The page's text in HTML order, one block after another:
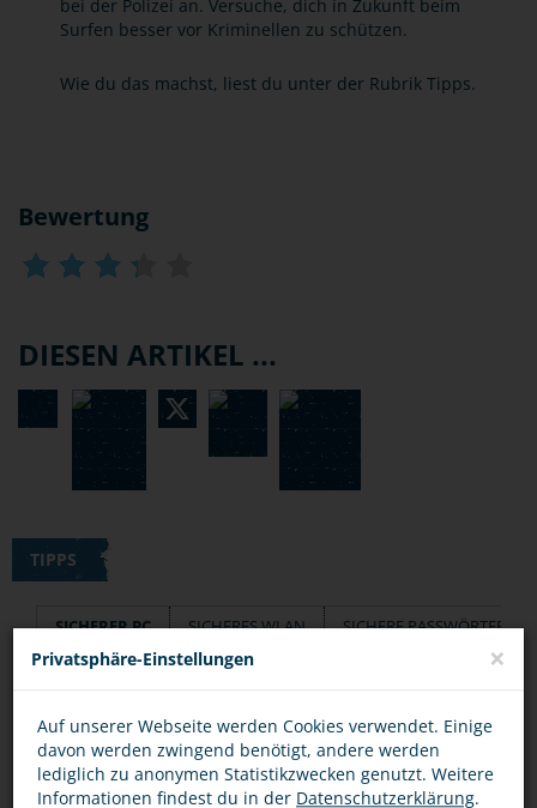
bei der Polizei an. Versuche, dich in Zukunft beim
Surfen besser vor Kriminellen zu schützen.
Wie du das machst, liest du unter der Rubrik Tipps.
Bewertung
DIESEN ARTIKEL ...
TIPPS
SICHERER PC SICHERES WLAN SICHERE PASSWÖRTER
Die gibt es auch kostenlos im Internet.
Aktualisiere das Betriebssystem (automatisches
Privatsphäre-Einstellungen ×
Auf unserer Webseite werden Cookies verwendet. Einige
davon werden zwingend benötigt, andere werden
lediglich zu anonymen Statistikzwecken genutzt. Weitere
Informationen findest du in der Datenschutzerklärung.